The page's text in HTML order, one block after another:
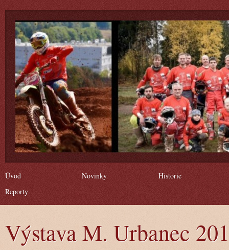
Úvod Novinky
Historie
Reporty
Výstava M. Urbanec